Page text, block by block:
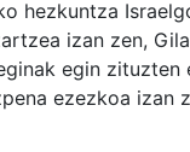
hezkuntza
izan zen,
egin zituzten
ezezkoa izan